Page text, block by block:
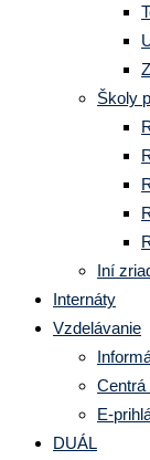
Školy
Iní
Internáty
Vzdelávanie
Centrá
E-
DUÁL